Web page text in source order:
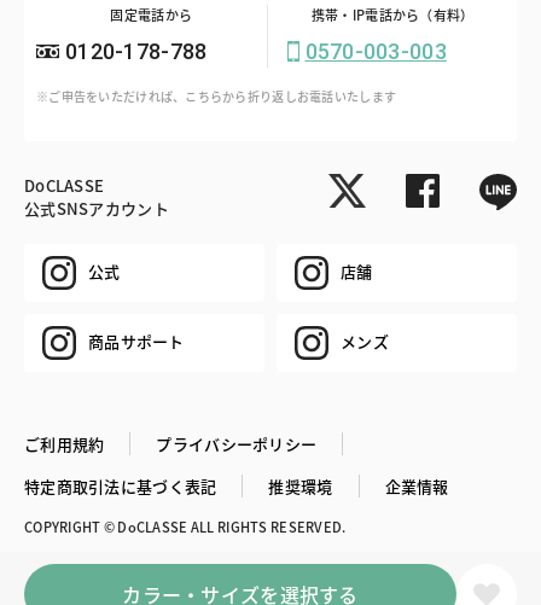
カラー・サイズを選択する
固定電話から
0120-178-788
携帯・IP電話から（有料）
0570-003-003
※ご申告をいただければ、こちらから折り返しお電話いたします
DoCLASSE
公式SNSアカウント
公式 店舗
商品サポート メンズ
ご利用規約
プライバシーポリシー
特定商取引法に基づく表記
推奨環境 企業情報
COPYRIGHT © DoCLASSE ALL RIGHTS RESERVED.